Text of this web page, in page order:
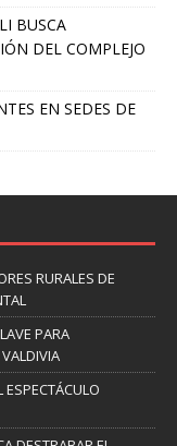
BUSCA
DEL COMPLEJO
EN SEDES DE
RURALES DE
PARA
ESPECTÁCULO